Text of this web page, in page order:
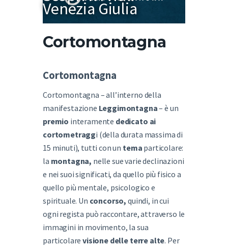
Venezia Giulia
Cortomontagna
Cortomontagna
Cortomontagna – all’interno della
manifestazione Leggimontagna– è un
premio interamente dedicato ai
cortometraggi (della durata massima di
15 minuti), tutti con un tema particolare:
la montagna, nelle sue varie declinazioni
e nei suoi significati, da quello più fisico a
quello più mentale, psicologico e
spirituale. Un concorso, quindi, in cui
ogni regista può raccontare, attraverso le
immagini in movimento, la sua
particolarevisione delle terre alte. Per